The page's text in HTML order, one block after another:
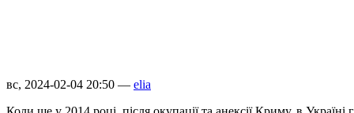
вс, 2024-02-04 20:50 — elia